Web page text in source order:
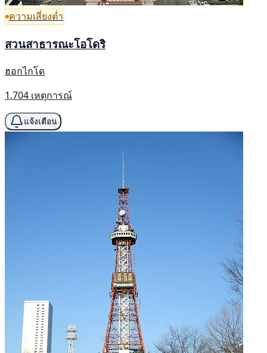
ความเสี่ยงต่ำ
สวนสาธารณะโอโดริ
ฮอกไกโด
1,704 เหตุการณ์
แจ้งเตือน